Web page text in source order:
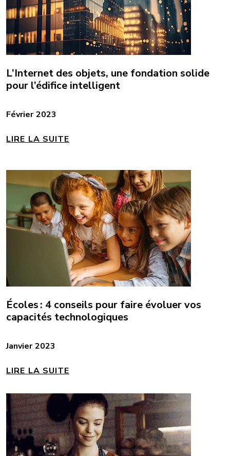
L’Internet des objets, une fondation solide
pour l’édifice intelligent
Février 2023
LIRE LA SUITE
Écoles : 4 conseils pour faire évoluer vos
capacités technologiques
Janvier 2023
LIRE LA SUITE